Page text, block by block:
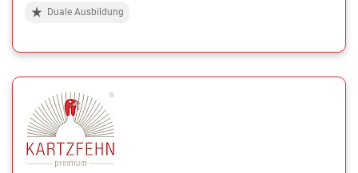
Duale Ausbildung